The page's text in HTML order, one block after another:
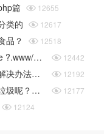
篇  12655
类的  12617
品？  12518
linux删除文件时出现rm: cannot remove ?.www/www/.user.ini?. Operation not permitted的解决办法  12442
使用宝塔linux面板创建FTP无法连接的解决办法（阿里云或腾讯云）  12192
垃圾是如何分类的？垃圾回收都有什么垃圾呢？这篇文章给你详细说明  12177
 12124